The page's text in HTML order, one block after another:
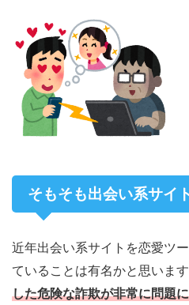
そもそも出会い系サイ
近年出会い系サイトを恋愛ツ
ていることは有名かと思います
した危険な詐欺が非常に問題